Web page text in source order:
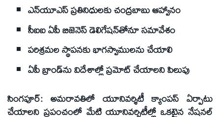
ఎన్‌యూఎస్ ప్రతినిధులకు చంద్రబాబు ఆహ్వానం
సీఐఐ ఏపీ బిజెనెస్ డెలిగేషన్‌తోనూ సమావేశం
పరిశ్రమల స్థాపనకు భాగస్వాములను చేయాలి
ఏపీ బ్రాండ్‌ను విదేశాల్లో ప్రమోట్ చేయాలని పిలుపు
సింగపూర్: అమరావతిలో యూనివర్శిటీ క్యాంపస్ ఏర్పాటు
చేయాలని ప్రపంచంలో మేటి యూనివర్సిటీల్లో ఒకటైన నేషనల్